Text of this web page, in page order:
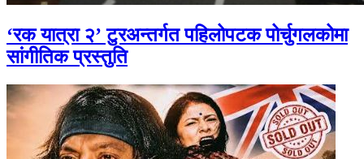
‘रक यात्रा २’ टुरअन्तर्गत पहिलोपटक पोर्चुगलकोमा
सांगीतिक प्रस्तुति